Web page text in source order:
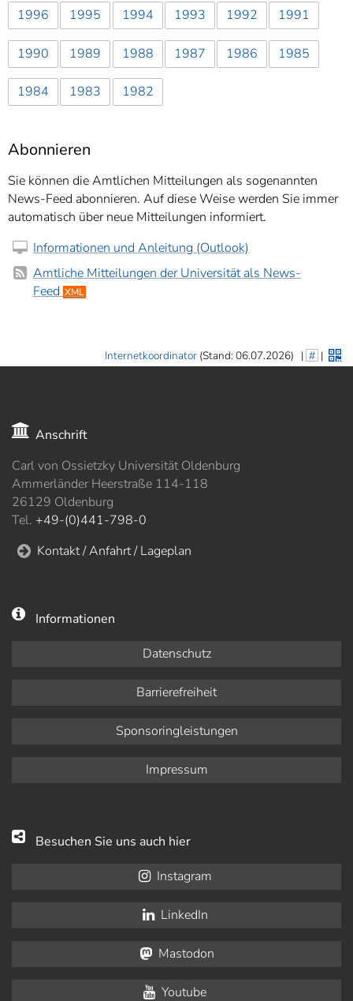
1996 1995 1994 1993 1992 1991
1990 1989 1988 1987 1986 1985
1984 1983 1982
Abonnieren
Sie können die Amtlichen Mitteilungen als sogenannten
News-Feed abonnieren. Auf diese Weise werden Sie immer
automatisch über neue Mitteilungen informiert.
Informationen und Anleitung (Outlook)
Amtliche Mitteilungen der Universität als News-
Feed XML
Internetkoordinator(Stand: 06.07.2026) | # |
Anschrift
Carl von Ossietzky Universität Oldenburg
Ammerländer Heerstraße 114-118
26129 Oldenburg
Tel. +49-(0)441-798-0
Kontakt / Anfahrt / Lageplan
Informationen
Datenschutz
Barrierefreiheit
Sponsoringleistungen
Impressum
Besuchen Sie uns auch hier
Instagram
LinkedIn
Mastodon
Youtube